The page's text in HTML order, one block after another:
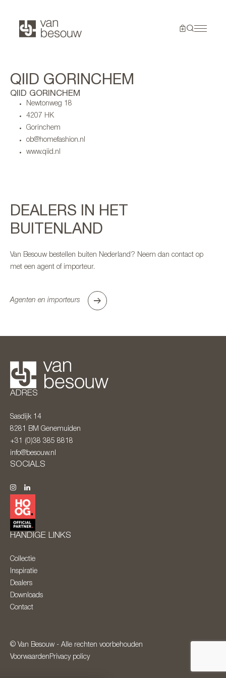
QIID GORINCHEM
QIID GORINCHEM
Newtonweg 18
4207 HK
Gorinchem
ob@homefashion.nl
www.qiid.nl
DEALERS IN HET
BUITENLAND
Van Besouw bestellen buiten Nederland? Neem dan contact op
met een agent of importeur.
Agenten en importeurs
ADRES
Sasdijk 14
8281 BM Genemuiden
+31 (0)38 385 8818
info@besouw.nl
SOCIALS
HANDIGE LINKS
Collectie
Inspiratie
Dealers
Downloads
Contact
© Van Besouw - Alle rechten voorbehouden
Voorwaarden Privacy policy